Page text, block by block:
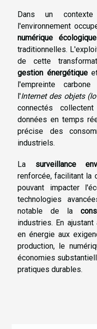
Dans un
l'environnement
numérique écologique
traditionnelles.
de cette
gestion énergétiqueet
l'empreinte
l'Internet des objets
connectés
données en temps
précise des
industriels.
La surveillance
renforcée, facilitant la
pouvant impacter
technologies
notable de la
industries. En
en énergie aux
production, le
économies
pratiques durables.